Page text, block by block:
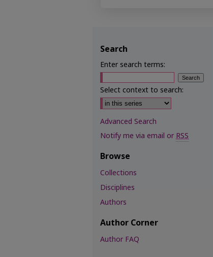
Search
Enter search terms:
Select context to search:
Advanced Search
Notify me via email orRSS
Browse
Collections
Disciplines
Authors
Author Corner
Author FAQ